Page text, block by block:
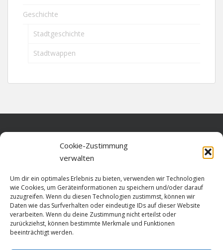
Cookie-Zustimmung
verwalten
Um dir ein optimales Erlebnis zu bieten, verwenden wir Technologien
wie Cookies, um Geräteinformationen zu speichern und/oder darauf
zuzugreifen. Wenn du diesen Technologien zustimmst, können wir
Daten wie das Surfverhalten oder eindeutige IDs auf dieser Website
verarbeiten. Wenn du deine Zustimmung nicht erteilst oder
zurückziehst, können bestimmte Merkmale und Funktionen
beeinträchtigt werden.
Geschichte
Stadtgeschichte
Stadtwappen
Datenschutz
Cookie-Richtlinie (EU)
Impressum